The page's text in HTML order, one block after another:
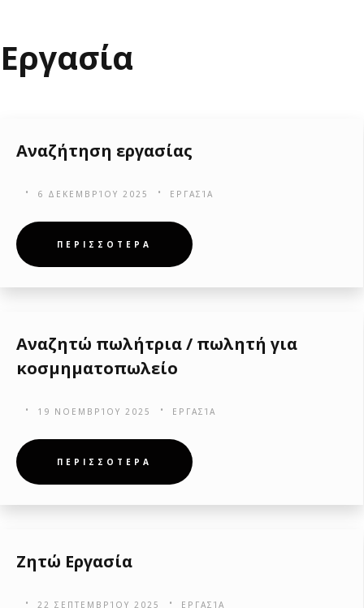
Εργασία
Αναζήτηση εργασίας
6 ΔΕΚΕΜΒΡΊΟΥ 2025 ΕΡΓΑΣΊΑ
ΠΕΡΙΣΣΟΤΕΡΑ
Αναζητώ πωλήτρια / πωλητή για
κοσμηματοπωλείο
19 ΝΟΕΜΒΡΊΟΥ 2025 ΕΡΓΑΣΊΑ
ΠΕΡΙΣΣΟΤΕΡΑ
Ζητώ Εργασία
22 ΣΕΠΤΕΜΒΡΊΟΥ 2025 ΕΡΓΑΣΊΑ